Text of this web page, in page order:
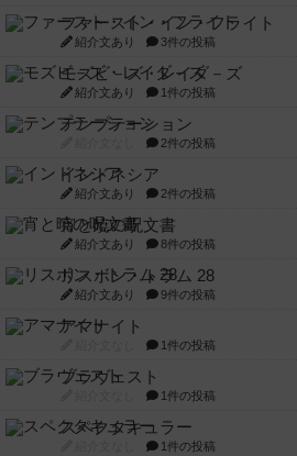
ファースト・イン・フライト
紹介文あり 3件の投稿
モズビ－ズ・レイダ－ズ
紹介文あり 1件の投稿
テンプテーション
2件の投稿
インドネシア
紹介文あり 2件の投稿
宵と暁の呪文書
紹介文あり 8件の投稿
リスボン・トラム 28
紹介文あり 9件の投稿
アマナイト
1件の投稿
ブラヴェスト
1件の投稿
スペクタキュラー
1件の投稿